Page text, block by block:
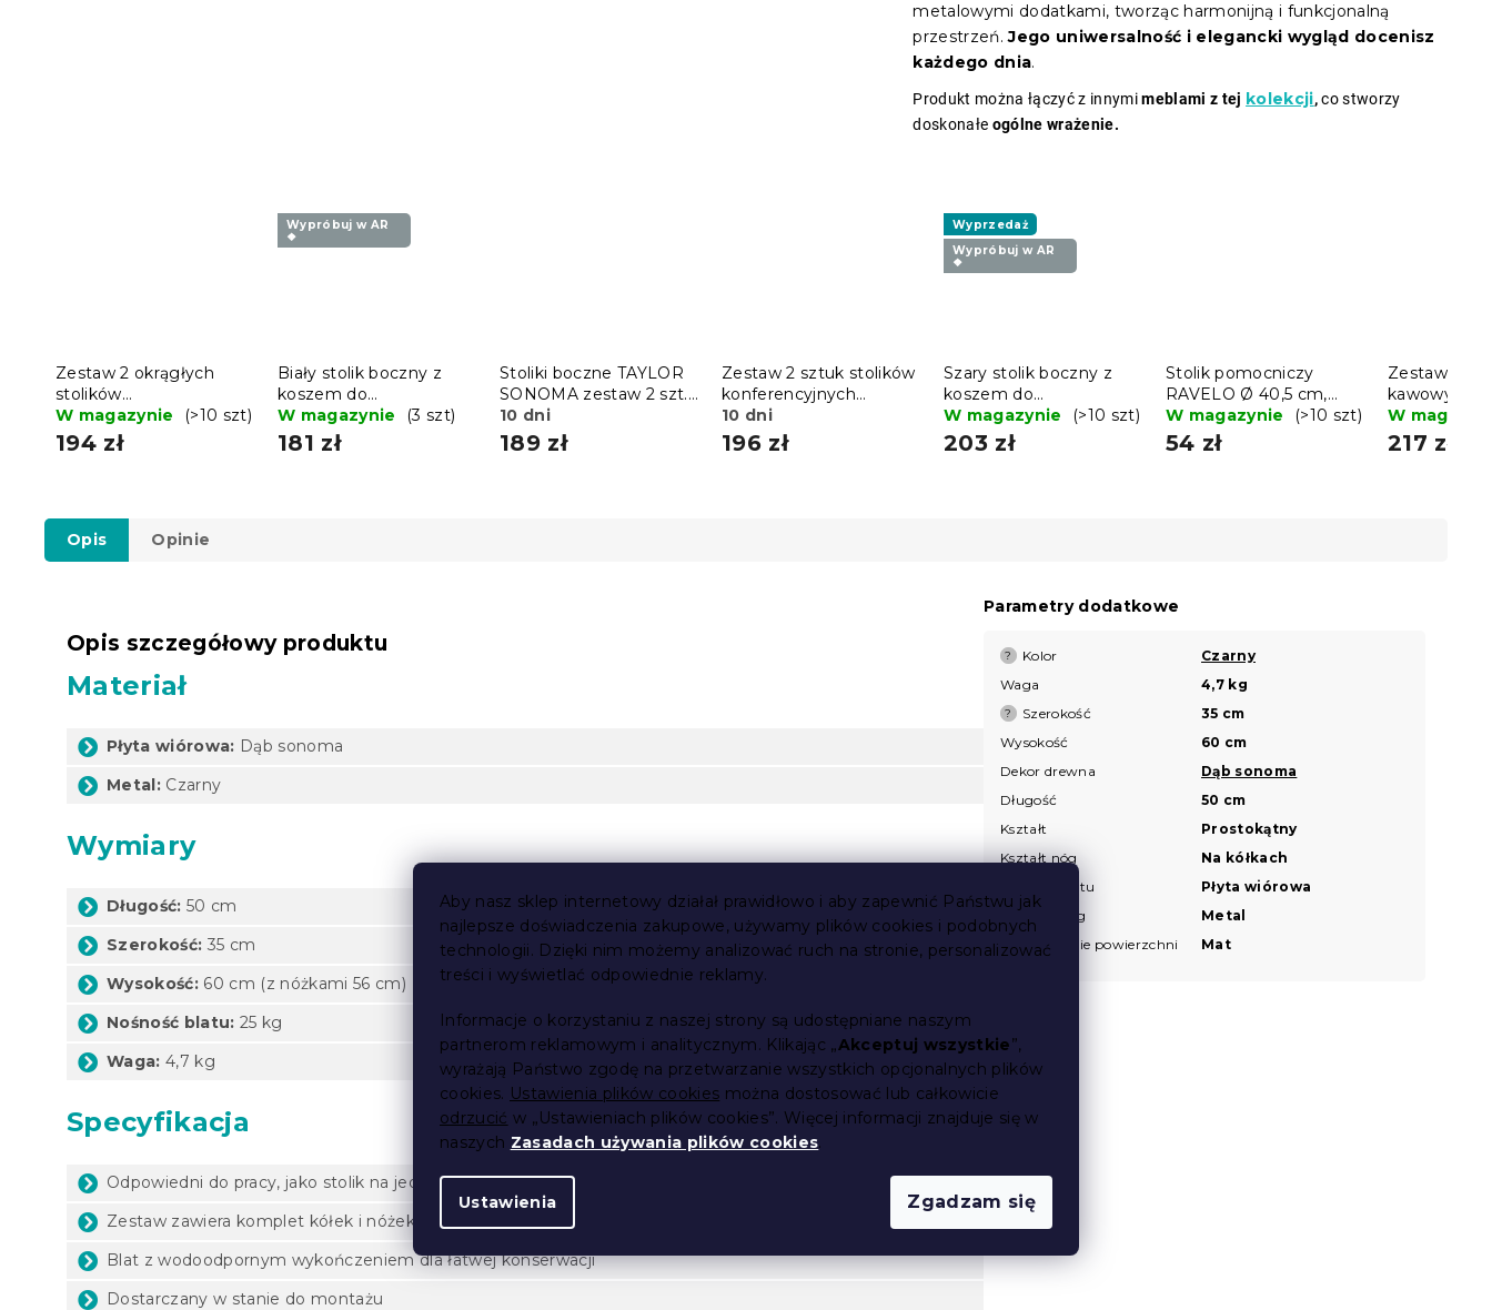
Aby nasz sklep internetowy działał prawidłowo i aby zapewnić Państwu jak
najlepsze doświadczenia zakupowe, używamy plików cookies i podobnych
technologii. Dzięki nim możemy analizować ruch na stronie, personalizować
treści i wyświetlać odpowiednie reklamy.
Informacje o korzystaniu z naszej strony są udostępniane naszym
partnerom reklamowym i analitycznym. Klikając „Akceptuj wszystkie”,
wyrażają Państwo zgodę na przetwarzanie wszystkich opcjonalnych plików
cookies. Ustawienia plików cookies można dostosować lub całkowicie
odrzucić w „Ustawieniach plików cookies”. Więcej informacji znajduje się w
naszych Zasadach używania plików cookies.
Ustawienia Zgadzam się
metalowymi dodatkami, tworząc harmonijną i funkcjonalną
przestrzeń.Jego uniwersalność i elegancki wygląd docenisz
każdego dnia.
Produkt można łączyć z innymimeblami z tej kolekcji,co stworzy
doskonałe ogólne wrażenie.
Zestaw 2 okrągłych
stolików
konferencyjnych DUET,
czarny/dąb sonoma
W magazynie (>10 szt)
194 zł
Wypróbuj w AR
❖
Biały stolik boczny z
koszem do
przechowywania SALMA
W magazynie (3 szt)
181 zł
Stoliki boczne TAYLOR
SONOMA zestaw 2 szt.,
40x45cm
10 dni
189 zł
Zestaw 2 sztuk stolików
konferencyjnych
QUADRO, dekor dąb
sonoma
10 dni
196 zł
Wyprzedaż
Wypróbuj w AR
❖
Szary stolik boczny z
koszem do
przechowywania SALMA
W magazynie (>10 szt)
203 zł
Stolik pomocniczy
RAVELO Ø 40,5 cm,
beżowy
W magazynie (>10 szt)
54 zł
Zestaw 2
kawowych
kolorze
W
217 zł
Opis Opinie
Opis szczegółowy produktu
Materiał
Płyta wiórowa: Dąb sonoma
Metal: Czarny
Wymiary
Długość: 50 cm
Szerokość: 35 cm
Wysokość: 60 cm (z nóżkami 56 cm)
Nośność blatu: 25 kg
Waga: 4,7 kg
Specyfikacja
Odpowiedni do pracy, jako stolik na jedzenie, stolik nocny lub boczny
Zestaw zawiera komplet kółek i nóżek
Blat z wodoodpornym wykończeniem dla łatwej konserwacji
Dostarczany w stanie do montażu
Parametry dodatkowe
? Kolor
Czarny
Waga
4,7 kg
? Szerokość
35 cm
Wysokość
60 cm
Dekor drewna
Dąb sonoma
Długość
50 cm
Kształt
Prostokątny
Kształt nóg
Na kółkach
Materiał blatu
Płyta wiórowa
Materiał nóg
Metal
Wykończenie powierzchni
Mat